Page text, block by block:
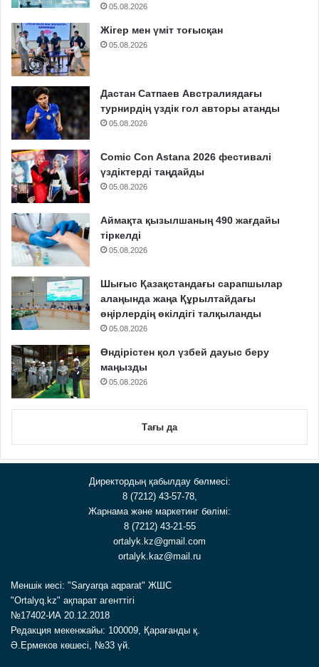
05.08.2026
Жігер мен үміт тоғысқан
05.08.2026
Дастан Сатпаев Австралиядағы
турнирдің үздік гол авторы атанды
05.08.2026
Comic Con Astana 2026 фестивалі
үздіктерді таңдайды
05.08.2026
Аймақта қызылшаның 490 жағдайы
тіркелді
05.08.2026
Шығыс Қазақстандағы сарапшылар
алаңында жаңа Құрылтайдағы
өңірлердің өкілдігі талқыланды
05.08.2026
Өндірістен қол үзбей дауыс беру
маңызды
05.08.2026
Тағы да
Директордың қабылдау бөлмесі:
8 (7212) 43-57-78,
Жарнама және маркетинг бөлімі:
8 (7212) 43-21-55
ortalyk.kz@gmail.com
ortalyk.kaz@mail.ru
Меншік иесі: "Saryarqa aqparat" ЖШС
"Ortalyq.kz" ақпарат агенттігі
№17402-ИА 20.12.2018
Редакция мекенжайы: 100009, Қарағанды қ.
Ә.Ермеков көшесі, №33 үй.